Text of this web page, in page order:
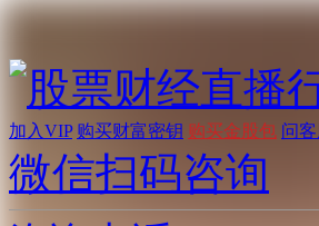
加入VIP 购买财富密钥 购买金股包 问客
微信扫码咨询